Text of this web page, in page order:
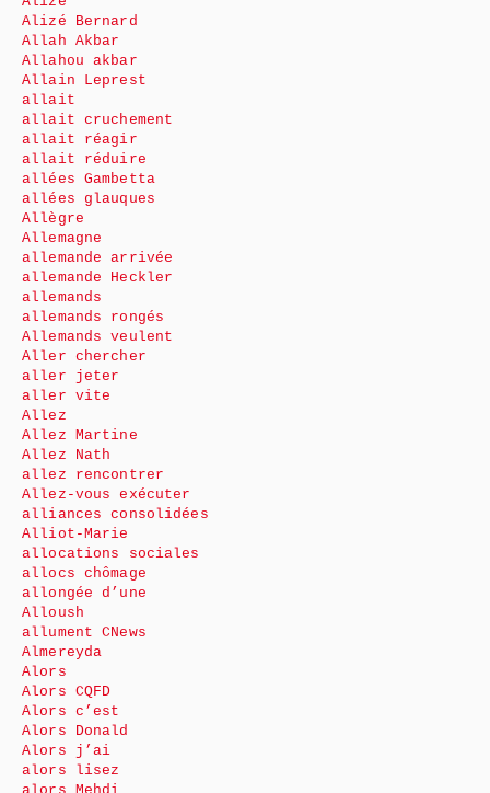
Alizé Bernard
Allah Akbar
Allahou akbar
Allain Leprest
allait
allait cruchement
allait réagir
allait réduire
allées Gambetta
allées glauques
Allègre
Allemagne
allemande arrivée
allemande Heckler
allemands
allemands rongés
Allemands veulent
Aller chercher
aller jeter
aller vite
Allez
Allez Martine
Allez Nath
allez rencontrer
Allez-vous exécuter
alliances consolidées
Alliot-Marie
allocations sociales
allocs chômage
allongée d’une
Alloush
allument CNews
Almereyda
Alors
Alors CQFD
Alors c’est
Alors Donald
Alors j’ai
alors lisez